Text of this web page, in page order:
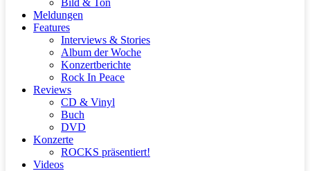
Meldungen
Features
Interviews & Stories
Album der Woche
Konzertberichte
Rock In Peace
Reviews
CD & Vinyl
Buch
DVD
Konzerte
ROCKS präsentiert!
Videos